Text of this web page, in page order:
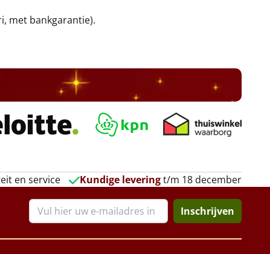
met bankgarantie).
en service Kundige leveringt/m 18 december
Inschrijven